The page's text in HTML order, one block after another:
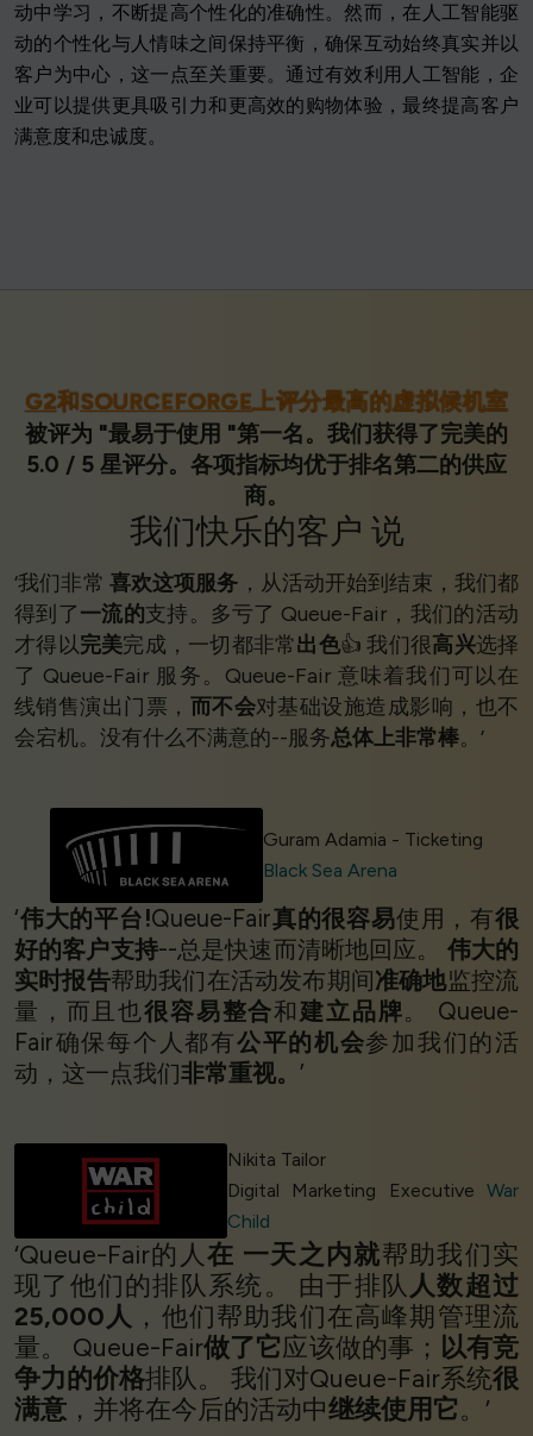
动中学习，不断提高个性化的准确性。然而，在人工智能驱
动的个性化与人情味之间保持平衡，确保互动始终真实并以
客户为中心，这一点至关重要。通过有效利用人工智能，企
业可以提供更具吸引力和更高效的购物体验，最终提高客户
满意度和忠诚度。
G2和SOURCEFORGE上评分最高的虚拟候机室
被评为 "最易于使用 "第一名。我们获得了完美的
5.0 / 5 星评分。各项指标均优于排名第二的供应
商。
我们快乐的客户 说
‘我们非常 喜欢这项服务 ，从活动开始到结束，我们都
得到了一流的支持。多亏了 Queue-Fair，我们的活动
才得以完美完成，一切都非常出色👍 我们很高兴选择
了 Queue-Fair 服务。Queue-Fair 意味着我们可以在
线销售演出门票， 而不会对基础设施造成影响，也不
会宕机。没有什么不满意的--服务总体上非常棒。’
Guram Adamia - Ticketing
Black Sea Arena
‘伟大的平台!Queue-Fair真的很容易使用，有很
好的客户支持--总是快速而清晰地回应。 伟大的
实时报告帮助我们在活动发布期间准确地监控流
量，而且也很容易整合和 建立品牌。 Queue-
Fair确保每个人都有公平的机会参加我们的活
动，这一点我们非常重视。 ’
Nikita Tailor
Digital Marketing Executive War
Child
‘Queue-Fair的人在 一天之内就帮助我们实
现了他们的排队系统。 由于排队 人数超过
25,000人 ，他们帮助我们在高峰期管理流
量。 Queue-Fair做了它应该做的事； 以有竞
争力的价格排队。 我们对Queue-Fair系统很
满意 ，并将在今后的活动中继续使用它。’